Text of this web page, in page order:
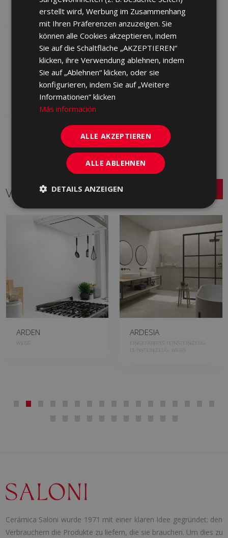
ARKAN CENIZA
(graphic) SUNSET-SA
25 X 75
KRA713 | 25x75
Zu Favoriten
hinzufügen
ARKAN GRIS (graphic)
SUNSET-SA 25 X 75
KRA710 | 25x75
Zu Favoriten
hinzufügen
Verwandte Serien
ARDEN
WEISS
ARDESIA
EINGEFÄRBTES FEINSTEINZEUG,
FEINSTEINZEUG, WEISS
Cerámica Saloni wurde 1971 mit einer klaren Idee gegründet: den
Verbrauchern die Produkte zu liefern, die sie brauchen. Um dies zu
erstellt wird, Werbung im Zusammenhang
mit Ihren Präferenzen anzuzeigen. Sie
können alle Cookies akzeptieren, indem
Sie auf die Schaltfläche „AKZEPTIEREN“
klicken, ihre Verwendung ablehnen, indem
Sie auf „Ablehnen“ klicken, oder sie
konfigurieren, indem Sie auf „Weitere
Informationen“ klicken
Más información
ALLE AKZEPTIEREN
ALLE ABLEHNEN
DETAILS ANZEIGEN